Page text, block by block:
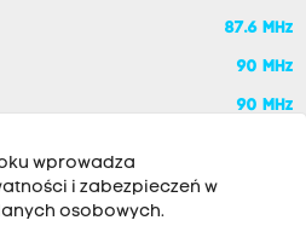
87.6 MHz
90 MHz
90 MHz
wprowadza
i zabezpieczeń w
osobowych.